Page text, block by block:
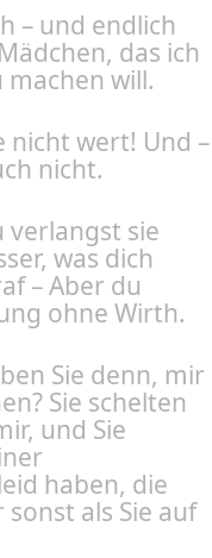
– und endlich
das ich
will.
nicht wert! Und –
nicht.
verlangst sie
was dich
– Aber du
ohne Wirth.
Sie denn, mir
Sie schelten
und Sie
haben, die
als Sie auf